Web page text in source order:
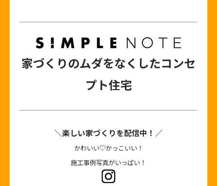
家づくりのムダをなくしたコンセ
プト住宅
＼楽しい家づくりを配信中！／
かわいい♡かっこいい！
施工事例写真がいっぱい！